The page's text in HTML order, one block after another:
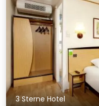
3 Sterne Hotel